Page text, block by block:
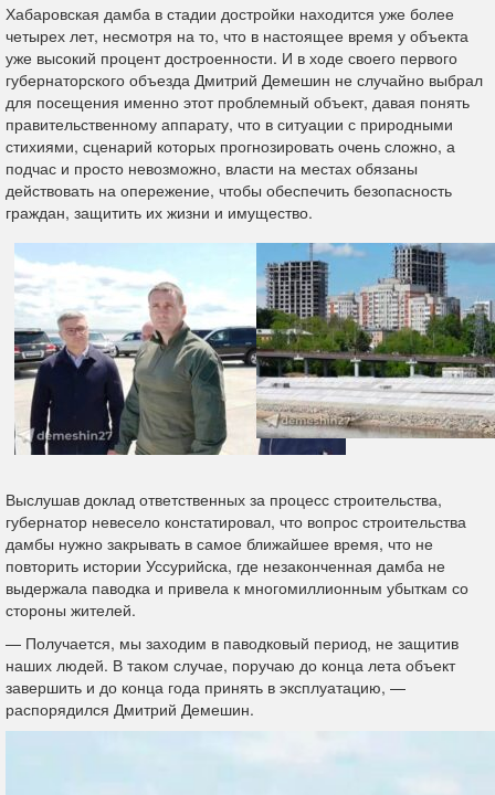
Хабаровская дамба в стадии достройки находится уже более
четырех лет, несмотря на то, что в настоящее время у объекта
уже высокий процент достроенности. И в ходе своего первого
губернаторского объезда Дмитрий Демешин не случайно выбрал
для посещения именно этот проблемный объект, давая понять
правительственному аппарату, что в ситуации с природными
стихиями, сценарий которых прогнозировать очень сложно, а
подчас и просто невозможно, власти на местах обязаны
действовать на опережение, чтобы обеспечить безопасность
граждан, защитить их жизни и имущество.
Выслушав доклад ответственных за процесс строительства,
губернатор невесело констатировал, что вопрос строительства
дамбы нужно закрывать в самое ближайшее время, что не
повторить истории Уссурийска, где незаконченная дамба не
выдержала паводка и привела к многомиллионным убыткам со
стороны жителей.
— Получается, мы заходим в паводковый период, не защитив
наших людей. В таком случае, поручаю до конца лета объект
завершить и до конца года принять в эксплуатацию, —
распорядился Дмитрий Демешин.